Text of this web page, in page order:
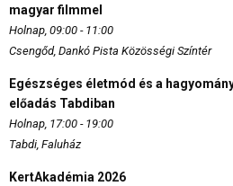
magyar filmmel
Holnap, 09:00 - 11:00
Csengőd, Dankó Pista Közösségi Színtér
Egészséges életmód és a
előadás Tabdiban
Holnap, 17:00 - 19:00
Tabdi, Faluház
KertAkadémia 2026